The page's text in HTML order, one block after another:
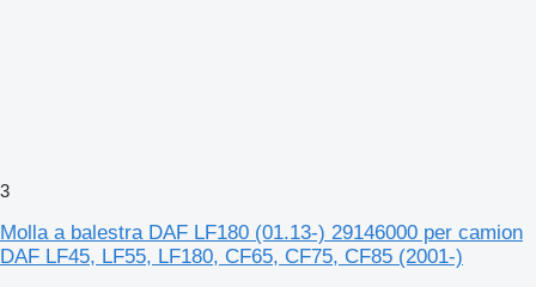
3
Molla a balestra DAF LF180 (01.13-) 29146000 per camion
DAF LF45, LF55, LF180, CF65, CF75, CF85 (2001-)